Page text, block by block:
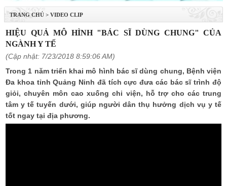
TRANG CHỦ > VIDEO CLIP
HIỆU QUẢ MÔ HÌNH "BÁC SĨ DÙNG CHUNG" CỦA
NGÀNH Y TẾ
(Cập nhật: 7/23/2018 8:59:06 AM)
Trong 1 năm triển khai mô hình bác sĩ dùng chung, Bệnh viện
Đa khoa tỉnh Quảng Ninh đã tích cực đưa các bác sĩ trình độ
giỏi, chuyên môn cao xuống chi viện, hỗ trợ cho các trung
tâm y tế tuyến dưới, giúp người dân thụ hưởng dịch vụ y tế
tốt ngay tại địa phương.